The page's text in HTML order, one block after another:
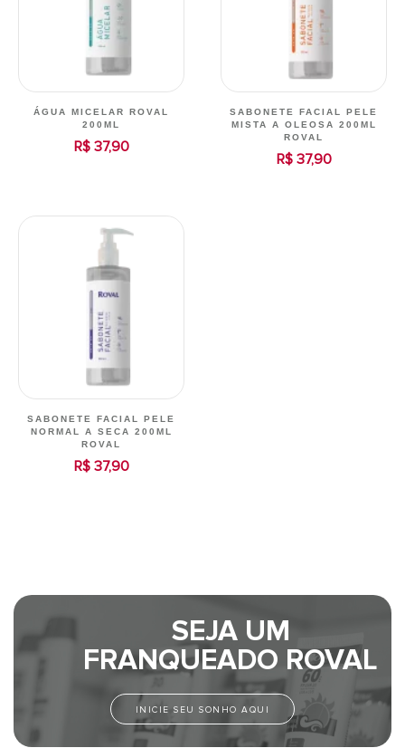
ÁGUA MICELAR ROVAL
200ML
R$ 37,90
SABONETE FACIAL PELE
MISTA A OLEOSA 200ML
ROVAL
R$ 37,90
SABONETE FACIAL PELE
NORMAL A SECA 200ML
ROVAL
R$ 37,90
SEJA UM
FRANQUEADO ROVAL
INICIE SEU SONHO AQUI